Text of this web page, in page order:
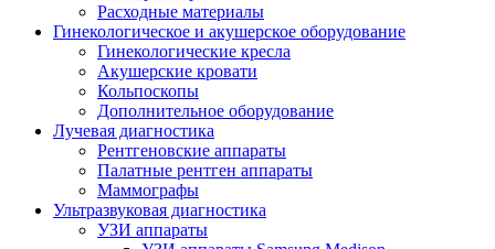
Расходные материалы
Гинекологическое и акушерское оборудование
Гинекологические кресла
Акушерские кровати
Кольпоскопы
Дополнительное оборудование
Лучевая диагностика
Рентгеновские аппараты
Палатные рентген аппараты
Маммографы
Ультразвуковая диагностика
УЗИ аппараты